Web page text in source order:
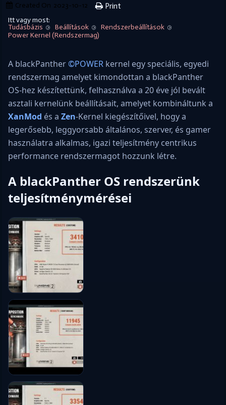
Created On 2023-10-12 Print
Itt vagy most:
Tudásbázis
Beállítások
Rendszerbeállítások
Power Kernel (Rendszermag)
A blackPanther©POWER kernel egy speciális, egyedi
rendszermag amelyet kimondottan a blackPanther
OS-hez készítettünk, felhasználva a 20 éve jól bevált
asztali kernelünk beállításait, amelyet kombináltunk a
XanMod és a Zen-Kernel kiegészítőivel, hogy a
legerősebb, leggyorsabb általános, szerver, és gamer
használatra alkalmas, igazi teljesítmény centrikus
performance rendszermagot hozzunk létre.
A blackPanther OS rendszerünk
teljesítménymérései